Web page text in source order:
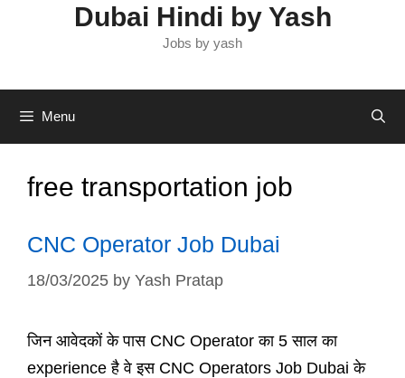
Dubai Hindi by Yash
Jobs by yash
Menu
free transportation job
CNC Operator Job Dubai
18/03/2025 by Yash Pratap
जिन आवेदकों के पास CNC Operator का 5 साल का
experience है वे इस CNC Operators Job Dubai के